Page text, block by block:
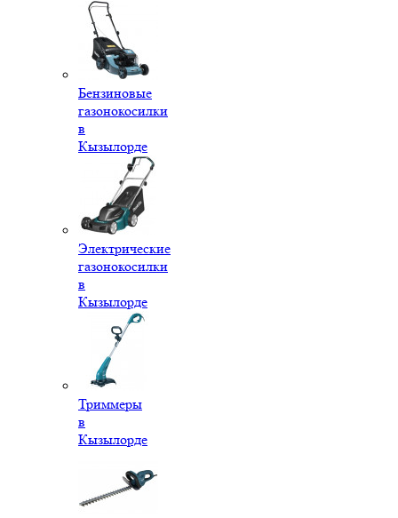
Бензиновые
газонокосилки
в
Кызылорде
Электрические
газонокосилки
в
Кызылорде
Триммеры
в
Кызылорде